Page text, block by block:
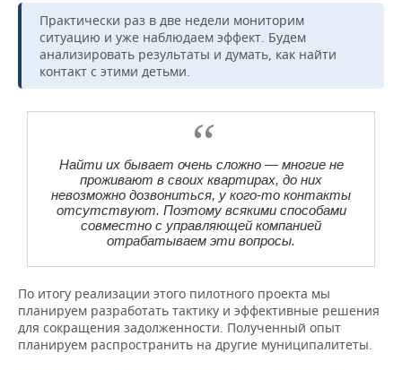
Практически раз в две недели мониторим
ситуацию и уже наблюдаем эффект. Будем
анализировать результаты и думать, как найти
контакт с этими детьми.
Найти их бывает очень сложно — многие не
проживают в своих квартирах, до них
невозможно дозвониться, у кого-то контакты
отсутствуют. Поэтому всякими способами
совместно с управляющей компанией
отрабатываем эти вопросы.
По итогу реализации этого пилотного проекта мы
планируем разработать тактику и эффективные решения
для сокращения задолженности. Полученный опыт
планируем распространить на другие муниципалитеты.